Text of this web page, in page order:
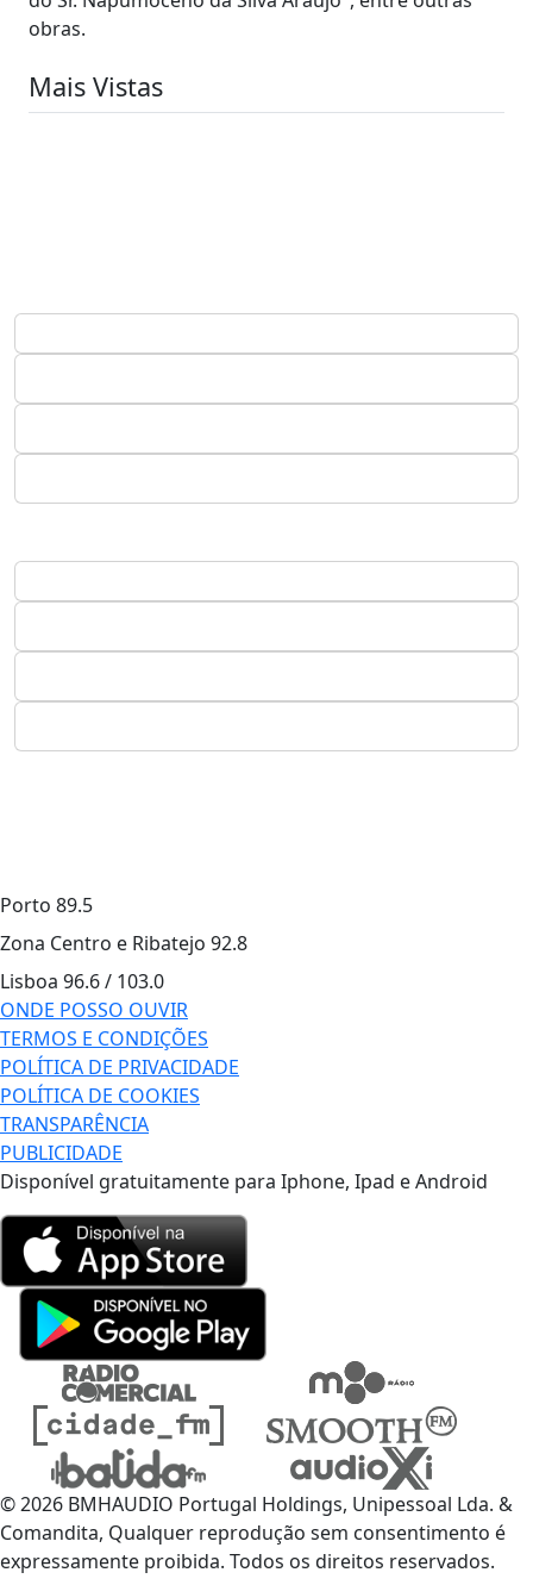
obras.
Mais Vistas
Porto 89.5
Zona Centro e Ribatejo 92.8
Lisboa 96.6 / 103.0
ONDE POSSO OUVIR
TERMOS E CONDIÇÕES
POLÍTICA DE PRIVACIDADE
POLÍTICA DE COOKIES
TRANSPARÊNCIA
PUBLICIDADE
Disponível gratuitamente para Iphone, Ipad e Android
© 2026 BMHAUDIO Portugal Holdings, Unipessoal Lda. &
Comandita, Qualquer reprodução sem consentimento é
expressamente proibida. Todos os direitos reservados.